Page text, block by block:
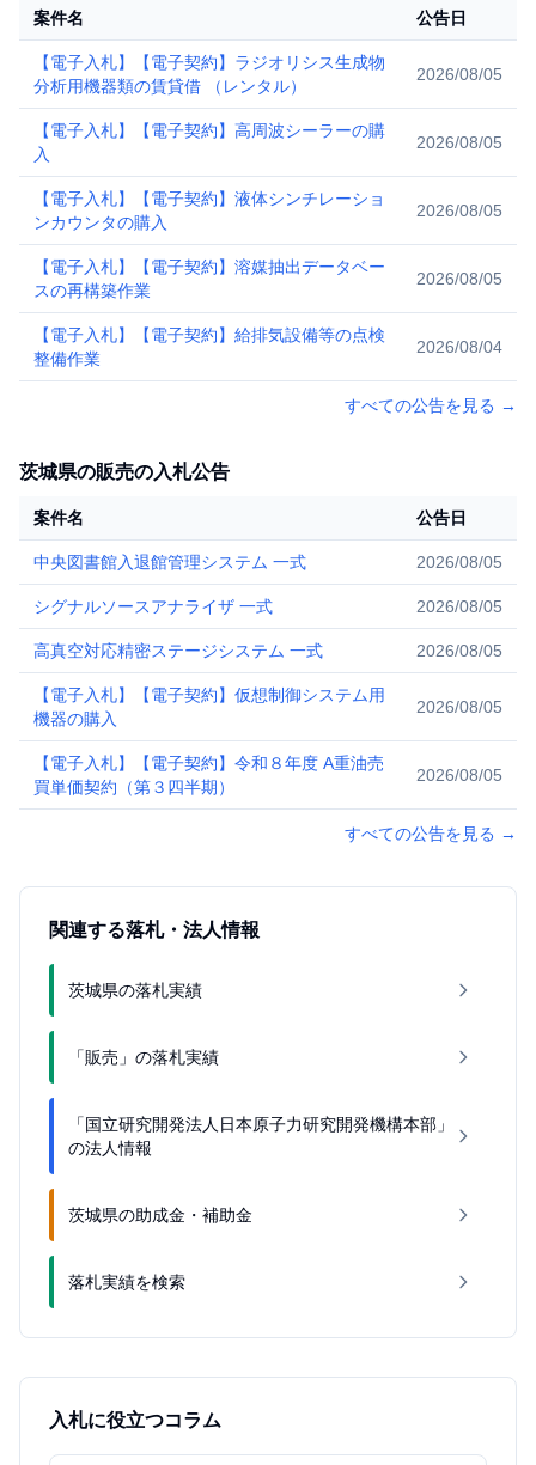
案件名 公告日
【電子入札】【電子契約】ラジオリシス生成物
分析用機器類の賃貸借 （レンタル）
2026/08/05
【電子入札】【電子契約】高周波シーラーの購
入
2026/08/05
【電子入札】【電子契約】液体シンチレーショ
ンカウンタの購入
2026/08/05
【電子入札】【電子契約】溶媒抽出データベー
スの再構築作業
2026/08/05
【電子入札】【電子契約】給排気設備等の点検
整備作業
2026/08/04
すべての公告を見る →
茨城県の販売の入札公告
案件名 公告日
中央図書館入退館管理システム 一式 2026/08/05
シグナルソースアナライザ 一式 2026/08/05
高真空対応精密ステージシステム 一式 2026/08/05
【電子入札】【電子契約】仮想制御システム用
機器の購入
2026/08/05
【電子入札】【電子契約】令和８年度 A重油売
買単価契約（第３四半期）
2026/08/05
すべての公告を見る →
関連する落札・法人情報
茨城県の落札実績
「販売」の落札実績
「国立研究開発法人日本原子力研究開発機構本部」
の法人情報
茨城県の助成金・補助金
落札実績を検索
入札に役立つコラム